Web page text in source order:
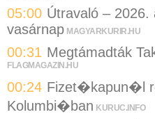
05:00 Útravaló – 2026.
vasárnap MAGYARKURIR.HU
00:31 Megtámadták
FLAGMAGAZIN.HU
00:24 Fizet�kapun�l
Kolumbi�ban KURUC.INFO